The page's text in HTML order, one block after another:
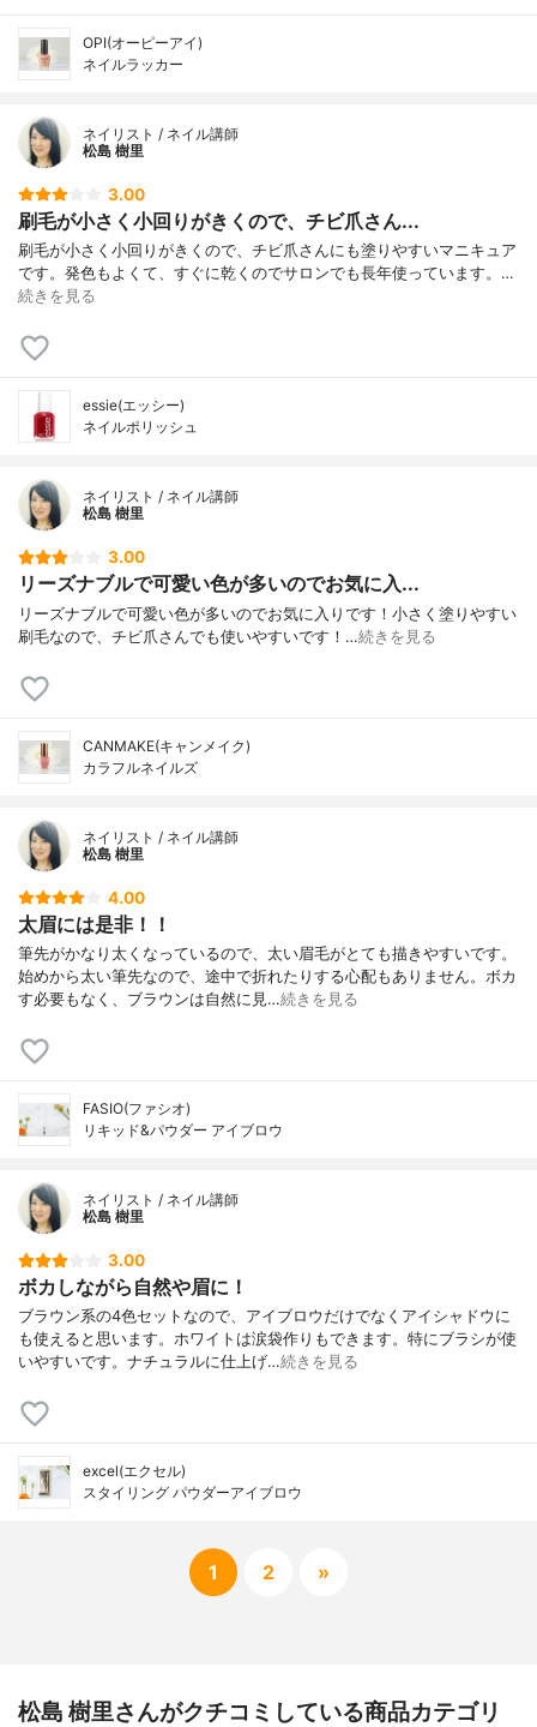
OPI(オーピーアイ)
ネイルラッカー
ネイリスト / ネイル講師
松島 樹里
3.00
刷毛が小さく小回りがきくので、チビ爪さん...
刷毛が小さく小回りがきくので、チビ爪さんにも塗りやすいマニキュア
です。発色もよくて、すぐに乾くのでサロンでも長年使っています。…
続きを見る
essie(エッシー)
ネイルポリッシュ
ネイリスト / ネイル講師
松島 樹里
3.00
リーズナブルで可愛い色が多いのでお気に入...
リーズナブルで可愛い色が多いのでお気に入りです！小さく塗りやすい
刷毛なので、チビ爪さんでも使いやすいです！…続きを見る
CANMAKE(キャンメイク)
カラフルネイルズ
ネイリスト / ネイル講師
松島 樹里
4.00
太眉には是非！！
筆先がかなり太くなっているので、太い眉毛がとても描きやすいです。
始めから太い筆先なので、途中で折れたりする心配もありません。ボカ
す必要もなく、ブラウンは自然に見…続きを見る
FASIO(ファシオ)
リキッド&パウダー アイブロウ
ネイリスト / ネイル講師
松島 樹里
3.00
ボカしながら自然や眉に！
ブラウン系の4色セットなので、アイブロウだけでなくアイシャドウに
も使えると思います。ホワイトは涙袋作りもできます。特にブラシが使
いやすいです。ナチュラルに仕上げ…続きを見る
excel(エクセル)
スタイリング パウダーアイブロウ
1 2 »
松島 樹里さんがクチコミしている商品カテゴリ